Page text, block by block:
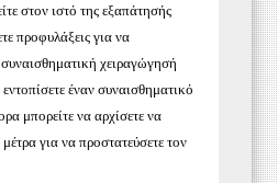
στον ιστό της εξαπάτησής
προφυλάξεις για να
χειραγώγησή
έναν συναισθηματικό
μπορείτε να αρχίσετε να
για να προστατεύσετε τον